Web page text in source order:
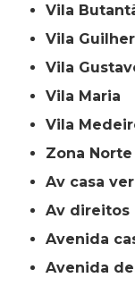
Vila
Vila
Vila
Vila Maria
Vila
Zona Norte
av casa
av
avenida
avenida